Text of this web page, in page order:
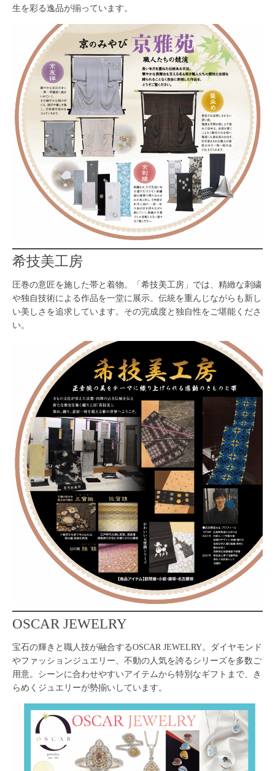
生を彩る逸品が揃っています。
希技美工房
圧巻の意匠を施した帯と着物。「希技美工房」では、精緻な刺繍
や独自技術による作品を一堂に展示。伝統を重んじながらも新し
い美しさを追求しています。その完成度と独自性をご堪能くださ
い。
OSCAR JEWELRY
宝石の輝きと職人技が融合するOSCAR JEWELRY。ダイヤモンド
やファッションジュエリー、不動の人気を誇るシリーズを多数ご
用意。シーンに合わせやすいアイテムから特別なギフトまで、き
らめくジュエリーが勢揃いしています。